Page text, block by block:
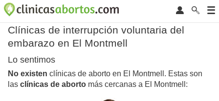
Clínicas de interrupción voluntaria del
embarazo en El Montmell
Lo sentimos
No existen clínicas de aborto en El Montmell. Estas son
las clínicas de aborto más cercanas a El Montmell: